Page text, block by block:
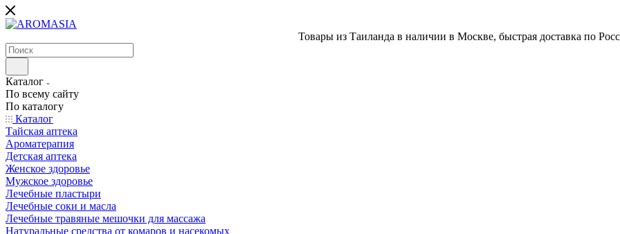
Товары из Таиланда в наличии в Москве, быстрая доставка по
Каталог
По всему сайту
По каталогу
Каталог
Тайская аптека
Ароматерапия
Детская аптека
Женское здоровье
Мужское здоровье
Лечебные пластыри
Лечебные соки и масла
Лечебные травяные мешочки для массажа
Натуральные средства от комаров и насекомых